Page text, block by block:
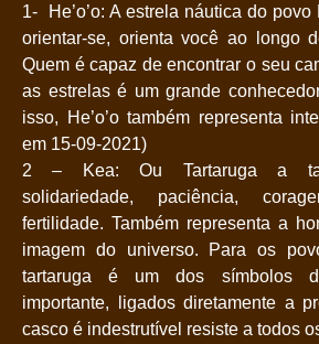
1- He’o’o: A estrela náutica do
orientar-se, orienta você ao longo
Quem é capaz de encontrar o seu
as estrelas é um grande
isso, He’o’o também representa
em 15-09-2021)
2 – Kea: Ou Tartaruga a
solidariedade, paciência,
fertilidade. Também representa a
imagem do universo. Para os
tartaruga é um dos símbolos
importante, ligados diretamente a
casco é indestrutível resiste a todos